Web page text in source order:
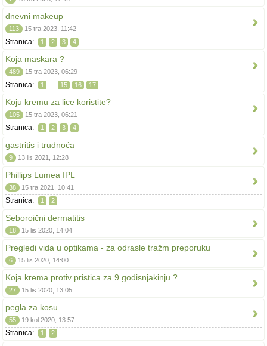
dnevni makeup
113 15 tra 2023, 11:42
Stranica: 1 2 3 4
Koja maskara ?
489 15 tra 2023, 06:29
Stranica: 1 ... 15 16 17
Koju kremu za lice koristite?
105 15 tra 2023, 06:21
Stranica: 1 2 3 4
gastritis i trudnoća
9 13 lis 2021, 12:28
Phillips Lumea IPL
38 15 tra 2021, 10:41
Stranica: 1 2
Seboroični dermatitis
18 15 lis 2020, 14:04
Pregledi vida u optikama - za odrasle tražm preporuku
6 15 lis 2020, 14:00
Koja krema protiv pristica za 9 godisnjakinju ?
27 15 lis 2020, 13:05
pegla za kosu
55 19 kol 2020, 13:57
Stranica: 1 2